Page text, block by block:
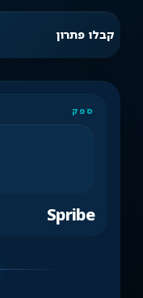
קבלו פתרון
ספק
Spribe